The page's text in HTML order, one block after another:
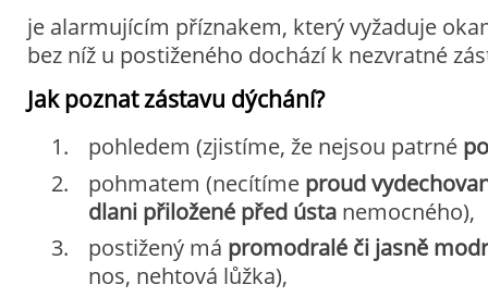
je alarmujícím příznakem, který vyžaduje
bez níž u postiženého dochází k nezvratné
Jak poznat zástavu dýchání?
pohledem (zjistíme, že nejsou patrné
pohmatem (necítíme proud
dlani přiložené před ústanemocného),
postižený má promodralé či jasně
nos, nehtová lůžka),